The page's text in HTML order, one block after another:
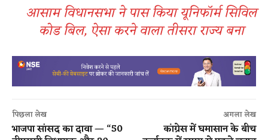
आसाम विधानसभा ने पास किया यूनिफॉर्म सिविल
कोड बिल, ऐसा करने वाला तीसरा राज्य बना
पिछला लेख
भाजपा सांसद का दावा — “50
अगला लेख
कांग्रेस में घमासान के बीच